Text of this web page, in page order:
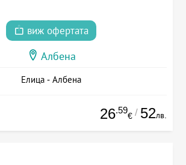
виж офертата
Албена
Елица - Албена
26.59
€ / 52лв.